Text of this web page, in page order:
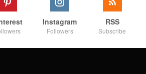
Instagram
Followers
RSS
Subscribe